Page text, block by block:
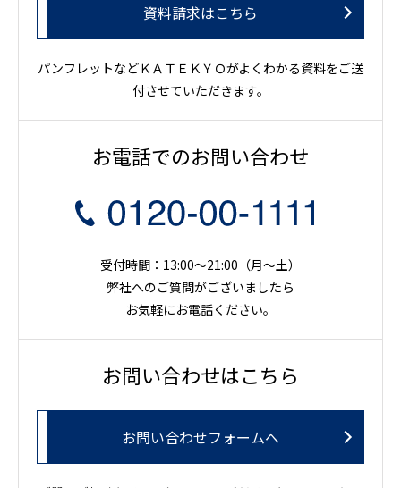
資料請求はこちら
パンフレットなどＫＡＴＥＫＹＯがよくわかる資料をご送
付させていただきます。
お電話でのお問い合わせ
受付時間：13:00～21:00（月〜土）
弊社へのご質問がございましたら
お気軽にお電話ください。
お問い合わせはこちら
お問い合わせフォームへ